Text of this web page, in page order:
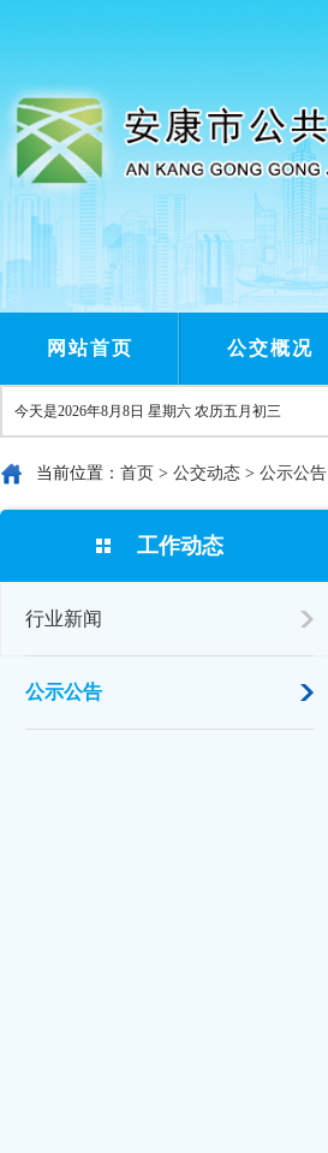
网站首页 公交概况
今天是2026年8月8日 星期六 农历五月初三
当前位置： 首页 > 公交动态 > 公示公告
工作动态
行业新闻
公示公告